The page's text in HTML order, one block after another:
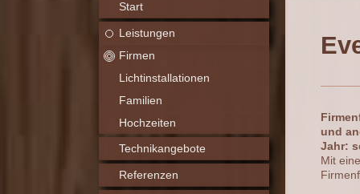
Start
Leistungen
Firmen
Lichtinstallationen
Familien
Hochzeiten
Technikangebote
Referenzen
und
Jahr:
Mit